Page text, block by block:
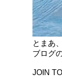
とまあ
ブログ
JOIN